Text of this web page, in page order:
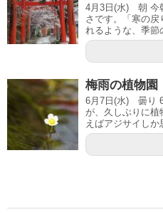
4月3日(水) 朝 今
さです。「寒の戻
れるような、季節
梅雨の植物園
6月7日(水) 曇り
が、久しぶりに
えばアジサイし